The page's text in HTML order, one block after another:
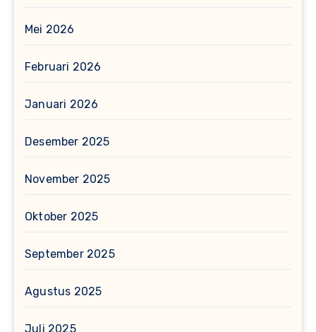
Mei 2026
Februari 2026
Januari 2026
Desember 2025
November 2025
Oktober 2025
September 2025
Agustus 2025
Juli 2025